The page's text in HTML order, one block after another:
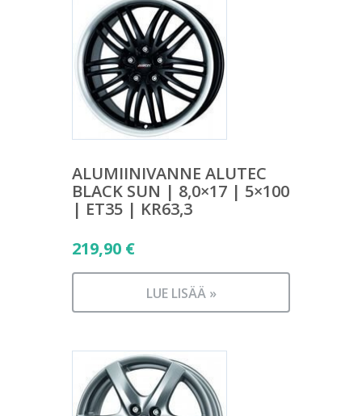
ALUMIINIVANNE ALUTEC
BLACK SUN | 8,0×17 | 5×100
| ET35 | KR63,3
219,90 €
LUE LISÄÄ »